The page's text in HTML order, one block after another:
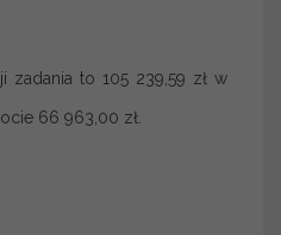
zadania to 105 239,59 zł w
66 963,00 zł.